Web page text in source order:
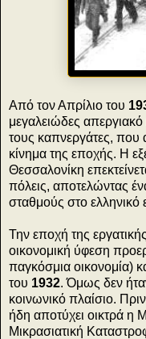
Από τον Απρίλιο του
μεγαλειώδες
τους καπνεργάτες, που
κίνημα της εποχής. Η
Θεσσαλονίκη
πόλεις, αποτελώντας
σταθμούς στο ελληνικό
Την εποχή της
οικονομική ύφεση
παγκόσμια οικονομία)
του 1932. Όμως δεν
κοινωνικό πλαίσιο.
ήδη αποτύχει οικτρά η
Μικρασιατική